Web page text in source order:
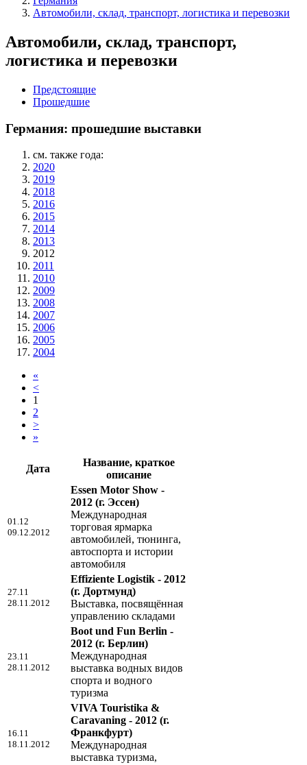
Автомобили, склад, транспорт, логистика и перевозки
Автомобили, склад, транспорт,
логистика и перевозки
Предстоящие
Прошедшие
Германия: прошедшие выставки
см. также года:
2020
2019
2018
2016
2015
2014
2013
2012
2011
2010
2009
2008
2007
2006
2005
2004
«
<
1
2
>
»
Дата
Название, краткое
описание
01.12
09.12.2012
Essen Motor Show -
2012 (г. Эссен)
Международная
торговая ярмарка
автомобилей, тюнинга,
автоспорта и истории
автомобиля
27.11
28.11.2012
Effiziente Logistik - 2012
(г. Дортмунд)
Выставка, посвящённая
управлению складами
23.11
28.11.2012
Boot und Fun Berlin -
2012 (г. Берлин)
Международная
выставка водных видов
спорта и водного
туризма
16.11
18.11.2012
VIVA Touristika &
Caravaning - 2012 (г.
Франкфурт)
Международная
выставка туризма,